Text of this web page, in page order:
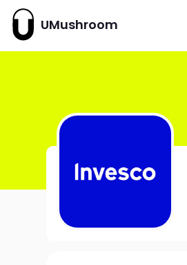
UMushroom